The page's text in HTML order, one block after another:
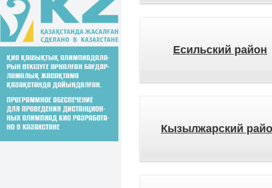
Есильский район
Кызылжарский